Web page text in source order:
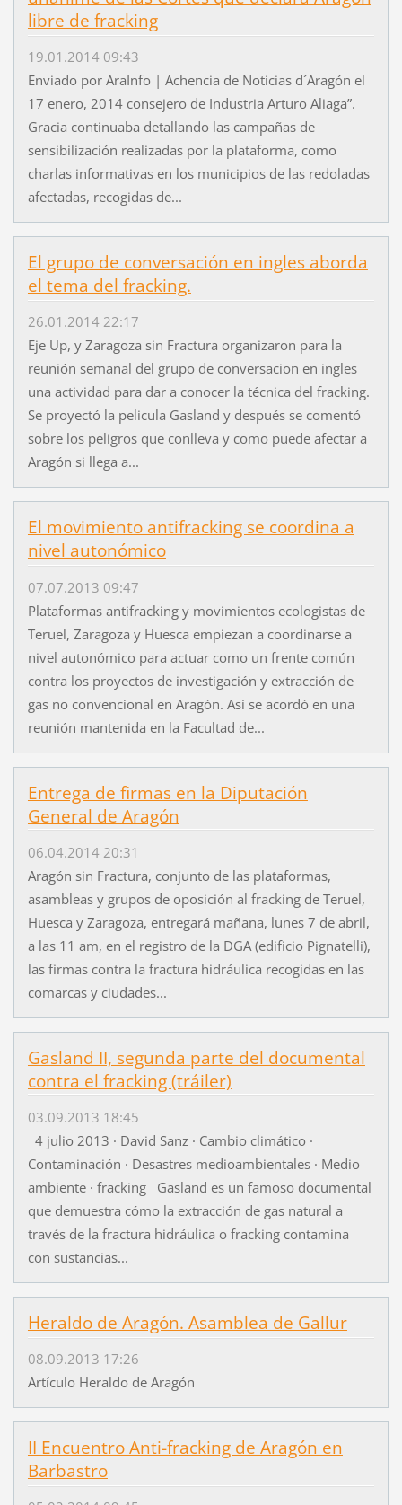
libre de fracking
19.01.2014 09:43
Enviado por AraInfo | Achencia de Noticias d´Aragón el
17 enero, 2014 consejero de Industria Arturo Aliaga”.
Gracia continuaba detallando las campañas de
sensibilización realizadas por la plataforma, como
charlas informativas en los municipios de las redoladas
afectadas, recogidas de...
El grupo de conversación en ingles aborda
el tema del fracking.
26.01.2014 22:17
Eje Up, y Zaragoza sin Fractura organizaron para la
reunión semanal del grupo de conversacion en ingles
una actividad para dar a conocer la técnica del fracking.
Se proyectó la pelicula Gasland y después se comentó
sobre los peligros que conlleva y como puede afectar a
Aragón si llega a...
El movimiento antifracking se coordina a
nivel autonómico
07.07.2013 09:47
Plataformas antifracking y movimientos ecologistas de
Teruel, Zaragoza y Huesca empiezan a coordinarse a
nivel autonómico para actuar como un frente común
contra los proyectos de investigación y extracción de
gas no convencional en Aragón. Así se acordó en una
reunión mantenida en la Facultad de...
Entrega de firmas en la Diputación
General de Aragón
06.04.2014 20:31
Aragón sin Fractura, conjunto de las plataformas,
asambleas y grupos de oposición al fracking de Teruel,
Huesca y Zaragoza, entregará mañana, lunes 7 de abril,
a las 11 am, en el registro de la DGA (edificio Pignatelli),
las firmas contra la fractura hidráulica recogidas en las
comarcas y ciudades...
Gasland II, segunda parte del documental
contra el fracking (tráiler)
03.09.2013 18:45
4 julio 2013 · David Sanz · Cambio climático ·
Contaminación · Desastres medioambientales · Medio
ambiente · fracking Gasland es un famoso documental
que demuestra cómo la extracción de gas natural a
través de la fractura hidráulica o fracking contamina
con sustancias...
Heraldo de Aragón. Asamblea de Gallur
08.09.2013 17:26
Artículo Heraldo de Aragón
II Encuentro Anti-fracking de Aragón en
Barbastro